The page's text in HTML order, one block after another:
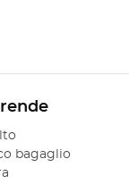
bagaglio